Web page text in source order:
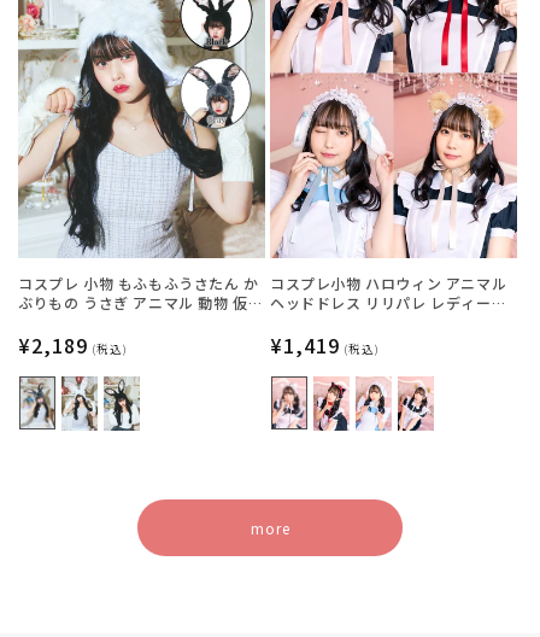
コスプレ 小物 もふもふうさたん か
ぶりもの うさぎ アニマル 動物 仮装
ック【クリアストーン】
通
常
価
格
¥2,189 (税込)
コスプレ小物 ハロウィン アニマル
ヘッドドレス リリパレ レディース
ぎ/くま【クリアストーン】
通
常
価
格
¥1,419 (税込)
more